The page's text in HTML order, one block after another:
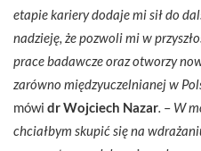
etapie kariery dodaje mi sił do
nadzieję, że pozwoli mi w
prace badawcze oraz otworzy
zarówno międzyuczelnianej w
mówi dr Wojciech Nazar – W
chciałbym skupić się na